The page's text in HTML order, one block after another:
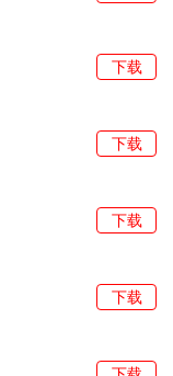
下载
下载
下载
下载